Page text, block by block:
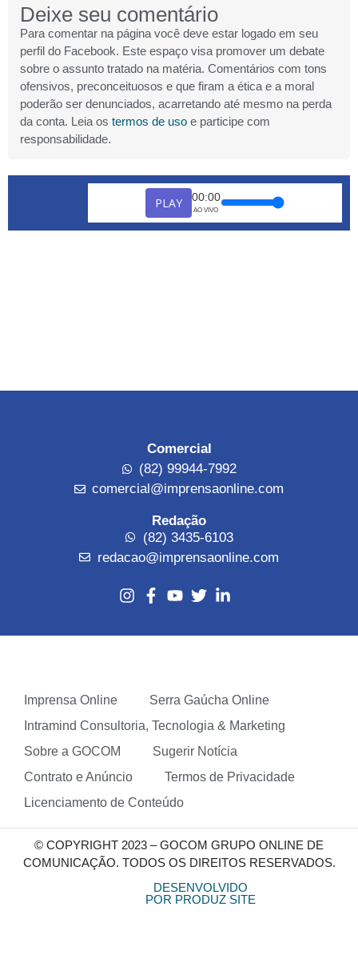
Deixe seu comentário
Para comentar na página você deve estar logado em seu
perfil do Facebook. Este espaço visa promover um debate
sobre o assunto tratado na matéria. Comentários com tons
ofensivos, preconceituosos e que firam a ética e a moral
poderão ser denunciados, acarretando até mesmo na perda
da conta. Leia os termos de uso e participe com
responsabilidade.
PLAY 00:00
AO VIVO
Comercial
(82) 99944-7992
comercial@imprensaonline.com
Redação
(82) 3435-6103
redacao@imprensaonline.com
Imprensa Online
Serra Gaúcha Online
Intramind Consultoria, Tecnologia & Marketing
Sobre a GOCOM
Sugerir Notícia
Contrato e Anúncio
Termos de Privacidade
Licenciamento de Conteúdo
© COPYRIGHT 2023 – GOCOM GRUPO ONLINE DE
COMUNICAÇÃO. TODOS OS DIREITOS RESERVADOS.
DESENVOLVIDO
POR PRODUZ SITE